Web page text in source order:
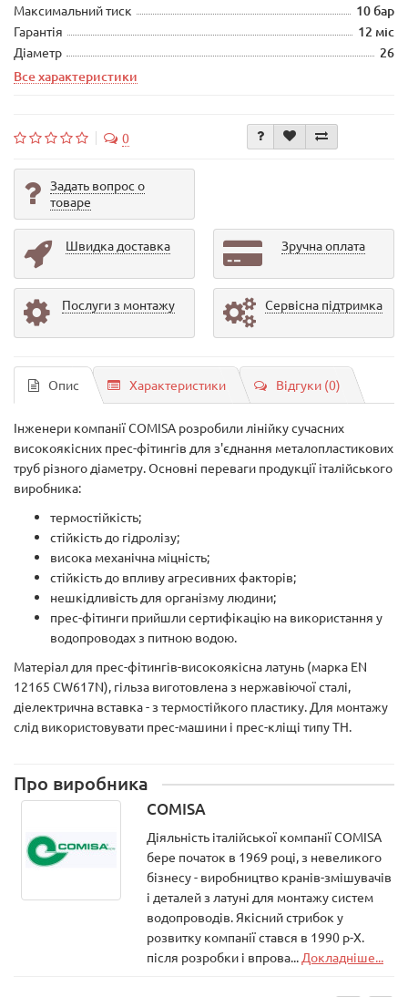
Максимальний тиск 10 бар
Гарантія 12 міс
Діаметр
26
Все характеристики
0
Задать вопрос о
товаре
Швидка доставка Зручна оплата
Послуги з монтажу Сервісна підтримка
Опис Характеристики Відгуки (0)
Інженери компанії COMISA розробили лінійку сучасних
високоякісних прес-фітингів для з'єднання металопластикових
труб різного діаметру. Основні переваги продукції італійського
виробника:
термостійкість;
стійкість до гідролізу;
висока механічна міцність;
стійкість до впливу агресивних факторів;
нешкідливість для організму людини;
прес-фітинги прийшли сертифікацію на використання у
водопроводах з питною водою.
Матеріал для прес-фітингів-високоякісна латунь (марка EN
12165 CW617N), гільза виготовлена з нержавіючої сталі,
діелектрична вставка - з термостійкого пластику. Для монтажу
слід використовувати прес-машини і прес-кліщі типу ТН.
Про виробника
COMISA
Діяльність італійської компанії COMISA
бере початок в 1969 році, з невеликого
бізнесу - виробництво кранів-змішувачів
і деталей з латуні для монтажу систем
водопроводів. Якісний стрибок у
розвитку компанії стався в 1990 р-Х.
після розробки і впрова... Докладніше...